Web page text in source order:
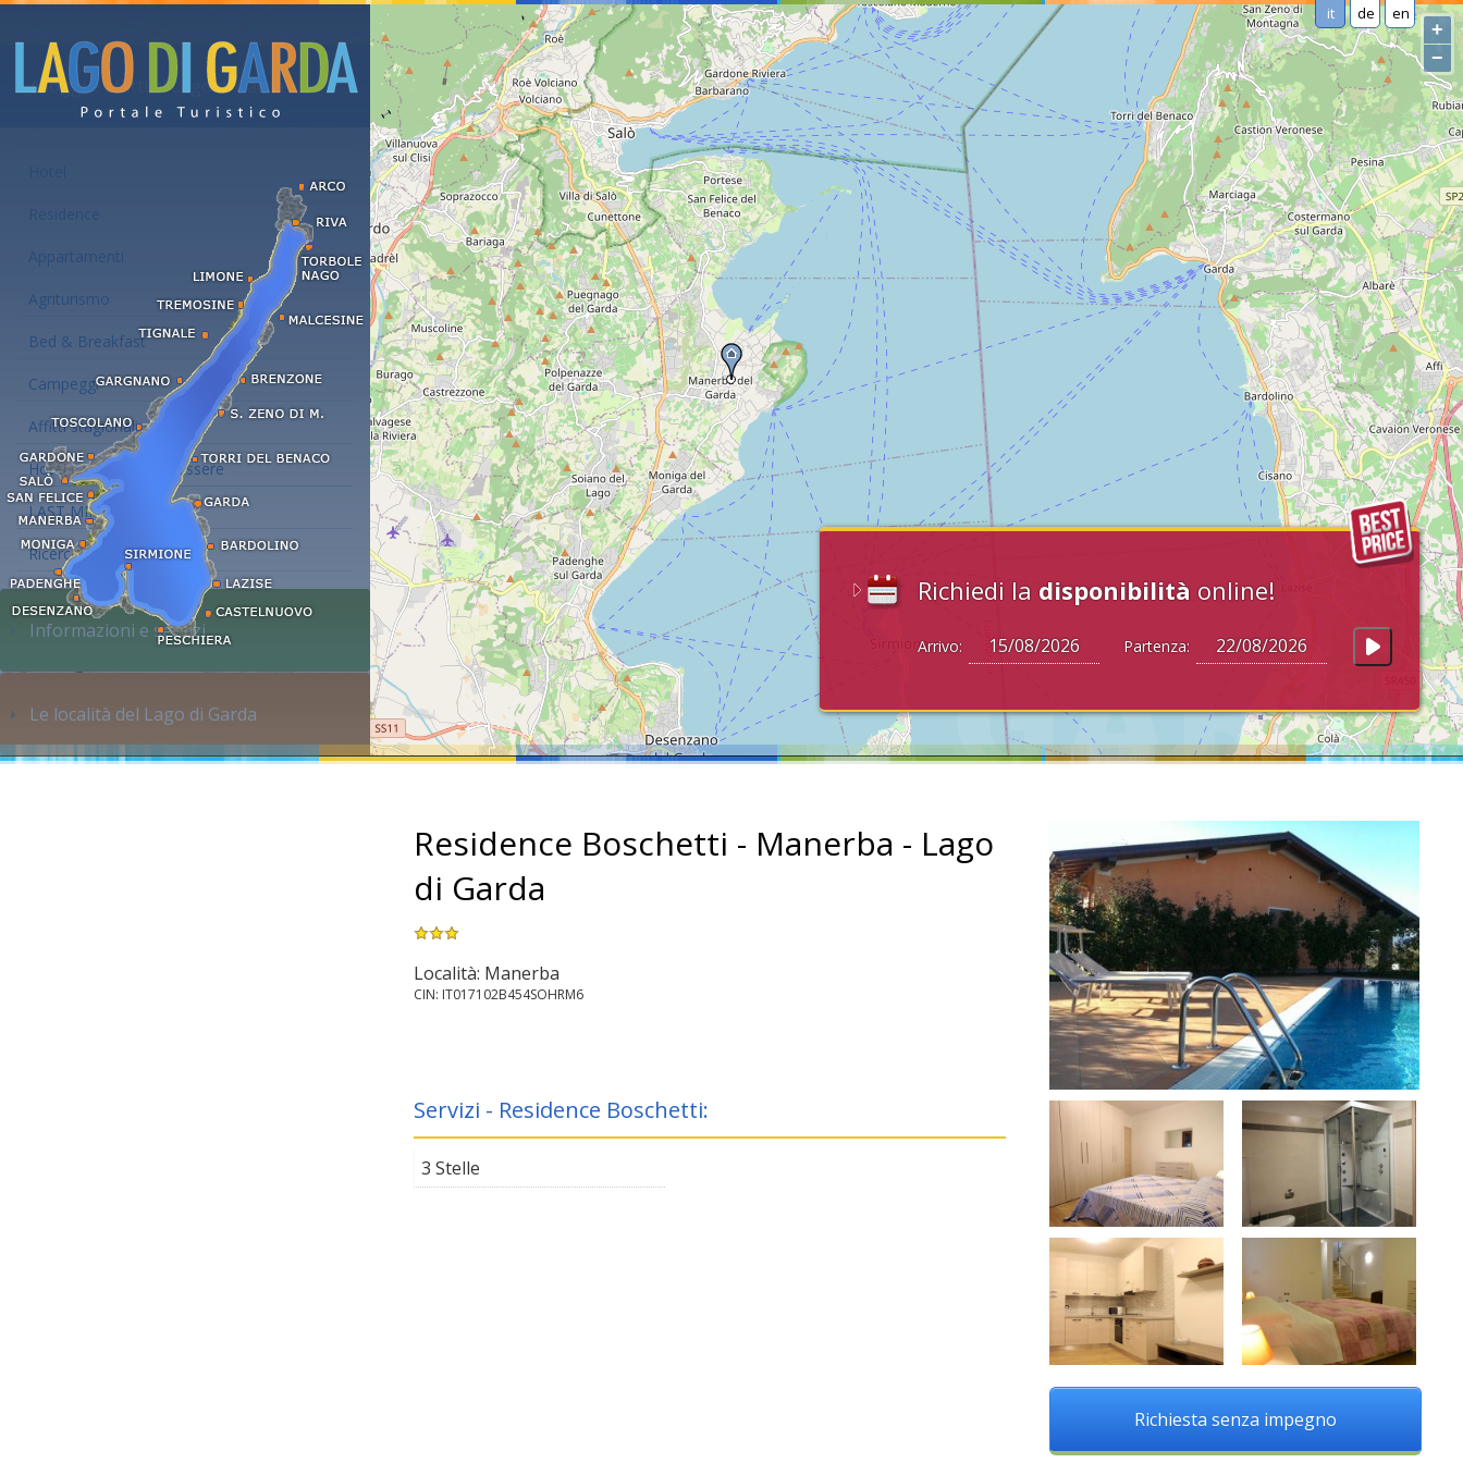
it de en
Richiedi la disponibilità online!
Arrivo: Partenza:
+
−
Alloggi e affitti al Lago di Garda
Appartamenti
Agriturismo
Bed & Breakfast
Campeggi
Affitti stagionali
Hotel con centro benessere
LAST MINUTE
Ricerca alloggi...
Informazioni e servizi
Le località del Lago di Garda
Residence Boschetti - Manerba - Lago
di Garda
Località: Manerba
CIN: IT017102B454SOHRM6
Servizi - Residence Boschetti:
3 Stelle
Richiesta senza impegno